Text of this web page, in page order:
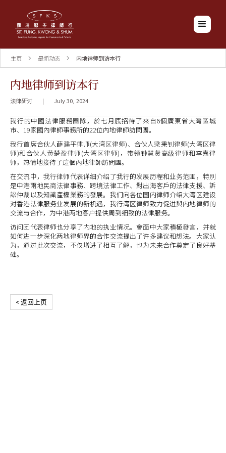
主页 最新动态 内地律师到访本行
内地律师到访本行
法律研讨 | July 30, 2024
我行的中國法律服務團隊，於七月底招待了來自6個廣東省大灣區城
市、19家國內律師事務所的22位內地律師訪問團。
我行首席合伙人薛建平律师(大湾区律师)、合伙人梁秉钊律师(大湾区律
师)和合伙人黄楚盈律师(大湾区律师)，带领钟慧贤高级律师和李嘉律
师，热情地接待了這個內地律師訪問團。
在交流中，我行律师代表详细介绍了我行的发展历程和业务范围，特別
是中港兩地民商法律事務、跨境法律工作、對出海客戶的法律支援、訴
訟仲裁以及知識產權業務的發展。我们向各位国内律师介绍大湾区建设
对香港法律服务业发展的新机遇，我行湾区律师致力促进與内地律师的
交流与合作，为中港两地客户提供周到细致的法律服务。
访问团代表律师也分享了内地的执业情况。會面中大家積極發言，并就
如何进一步深化两地律师界的合作交流提出了许多建议和想法。大家认
为，通过此次交流，不仅增进了相互了解，也为未来合作奠定了良好基
础。
< 返回上页